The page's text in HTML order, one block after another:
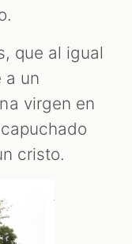
que al igual
a un
virgen en
cristo.